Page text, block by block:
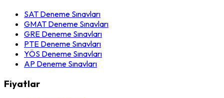
SAT Deneme Sınavları
GMAT Deneme Sınavları
GRE Deneme Sınavları
PTE Deneme Sınavları
YÖS Deneme Sınavları
AP Deneme Sınavları
Fiyatlar